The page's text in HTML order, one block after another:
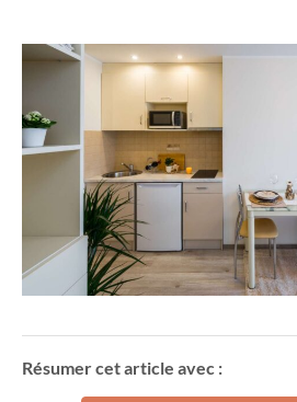
Résumer cet article avec :